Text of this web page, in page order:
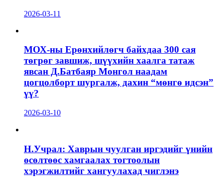
2026-03-11
МОХ-ны Ерөнхийлөгч байхдаа 300 сая
төгрөг завшиж, шүүхийн хаалга татаж
явсан Д.Батбаяр Монгол наадам
цогцолборт шургалж, дахин “мөнгө идсэн”
үү?
2026-03-10
Н.Учрал: Хаврын чуулган иргэдийг үнийн
өсөлтөөс хамгаалах тогтоолын
хэрэгжилтийг хангуулахад чиглэнэ